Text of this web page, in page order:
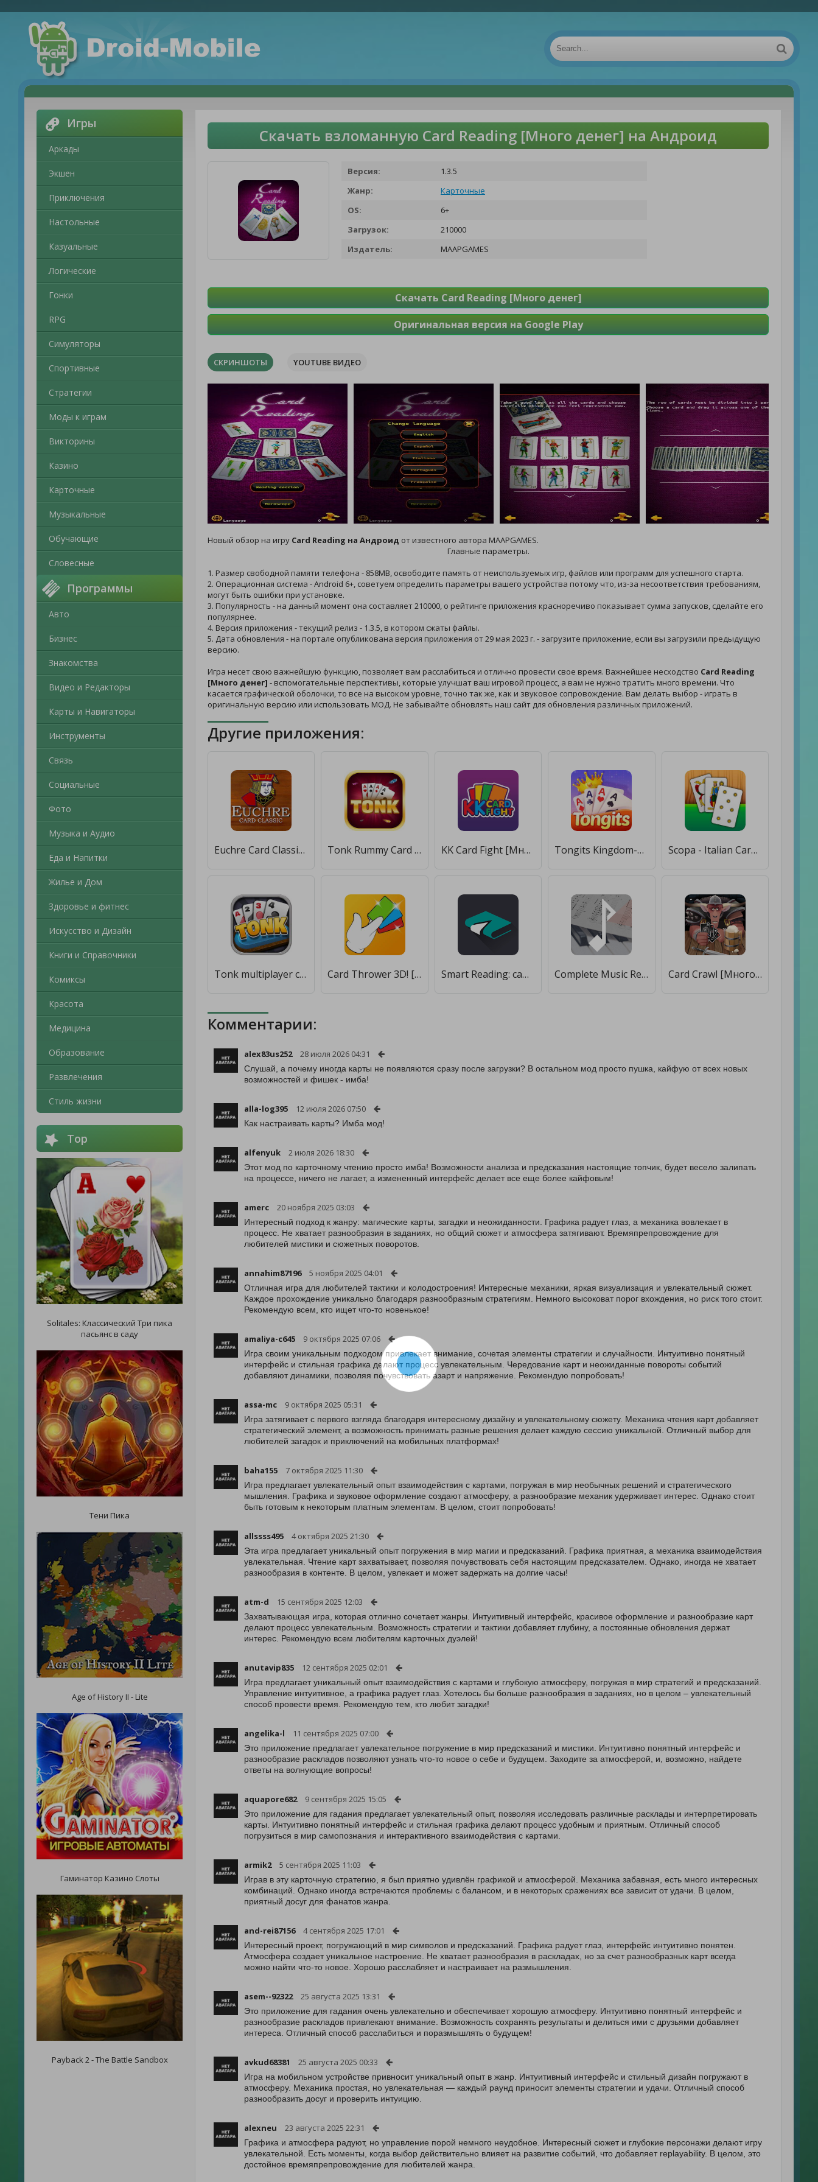
Игры
Аркады
Экшен
Приключения
Настольные
Казуальные
Логические
Гонки
RPG
Симуляторы
Спортивные
Стратегии
Моды к играм
Викторины
Казино
Карточные
Музыкальные
Обучающие
Словесные
Программы
Авто
Бизнес
Знакомства
Видео и Редакторы
Карты и Навигаторы
Инструменты
Связь
Социальные
Фото
Музыка и Аудио
Еда и Напитки
Жилье и Дом
Здоровье и фитнес
Искусство и Дизайн
Книги и Справочники
Комиксы
Красота
Медицина
Образование
Развлечения
Стиль жизни
Top
Solitales: Классический Три пика
пасьянс в саду
Тени Пика
Age of History II - Lite
Гаминатор Казино Слоты
Payback 2 - The Battle Sandbox
Скачать взломанную Card Reading [Много денег] на Андроид
Версия:
1.3.5
Жанр:
Карточные
OS:
6+
Загрузок:
210000
Издатель:
MAAPGAMES
Скачать Card Reading [Много денег]
Оригинальная версия на Google Play
СКРИНШОТЫ YOUTUBE ВИДЕО
Новый обзор на игру Card Reading на Андроид от известного автора MAAPGAMES.
Главные параметры.
1. Размер свободной памяти телефона - 858MB, освободите память от неиспользуемых игр, файлов или программ для успешного старта.
2. Операционная система - Android 6+, советуем определить параметры вашего устройства потому что, из-за несоответствия требованиям,
могут быть ошибки при установке.
3. Популярность - на данный момент она составляет 210000, о рейтинге приложения красноречиво показывает сумма запусков, сделайте его
популярнее.
4. Версия приложения - текущий релиз - 1.3.5, в котором сжаты файлы.
5. Дата обновления - на портале опубликована версия приложения от 29 мая 2023 г. - загрузите приложение, если вы загрузили предыдущую
версию.
Игра несет свою важнейшую функцию, позволяет вам расслабиться и отлично провести свое время. Важнейшее несходство Card Reading
[Много денег] - вспомогательные перспективы, которые улучшат ваш игровой процесс, а вам не нужно тратить много времени. Что
касается графической оболочки, то все на высоком уровне, точно так же, как и звуковое сопровождение. Вам делать выбор - играть в
оригинальную версию или использовать МОД. Не забывайте обновлять наш сайт для обновления различных приложений.
Другие приложения:
Euchre Card Classic [Много денег] Tonk Rummy Card Game [Много денег] KK Card Fight [Много денег] Tongits Kingdom-Fun Card Game [Много денег] Scopa - Italian Card Game [Много денег]
Tonk multiplayer card game [Много денег] Card Thrower 3D! [Много денег] Smart Reading: саммари нон-фикшн книг с аудио [Unlocked] Complete Music Reading Trainer [Много денег] Card Crawl [Много денег]
Комментарии:
alex83us252 28 июля 2026 04:31
Слушай, а почему иногда карты не появляются сразу после загрузки? В остальном мод просто пушка, кайфую от всех новых
возможностей и фишек - имба!
alla-log395 12 июля 2026 07:50
Как настраивать карты? Имба мод!
alfenyuk 2 июля 2026 18:30
Этот мод по карточному чтению просто имба! Возможности анализа и предсказания настоящие топчик, будет весело залипать
на процессе, ничего не лагает, а измененный интерфейс делает все еще более кайфовым!
amerc 20 ноября 2025 03:03
Интересный подход к жанру: магические карты, загадки и неожиданности. Графика радует глаз, а механика вовлекает в
процесс. Не хватает разнообразия в заданиях, но общий сюжет и атмосфера затягивают. Времяпрепровождение для
любителей мистики и сюжетных поворотов.
annahim87196 5 ноября 2025 04:01
Отличная игра для любителей тактики и колодостроения! Интересные механики, яркая визуализация и увлекательный сюжет.
Каждое прохождение уникально благодаря разнообразным стратегиям. Немного высоковат порог вхождения, но риск того стоит.
Рекомендую всем, кто ищет что-то новенькое!
amaliya-c645 9 октября 2025 07:06
Игра своим уникальным подходом привлекает внимание, сочетая элементы стратегии и случайности. Интуитивно понятный
интерфейс и стильная графика делают процесс увлекательным. Чередование карт и неожиданные повороты событий
добавляют динамики, позволяя почувствовать азарт и напряжение. Рекомендую попробовать!
assa-mc 9 октября 2025 05:31
Игра затягивает с первого взгляда благодаря интересному дизайну и увлекательному сюжету. Механика чтения карт добавляет
стратегический элемент, а возможность принимать разные решения делает каждую сессию уникальной. Отличный выбор для
любителей загадок и приключений на мобильных платформах!
baha155 7 октября 2025 11:30
Игра предлагает увлекательный опыт взаимодействия с картами, погружая в мир необычных решений и стратегического
мышления. Графика и звуковое оформление создают атмосферу, а разнообразие механик удерживает интерес. Однако стоит
быть готовым к некоторым платным элементам. В целом, стоит попробовать!
allssss495 4 октября 2025 21:30
Эта игра предлагает уникальный опыт погружения в мир магии и предсказаний. Графика приятная, а механика взаимодействия
увлекательная. Чтение карт захватывает, позволяя почувствовать себя настоящим предсказателем. Однако, иногда не хватает
разнообразия в контенте. В целом, увлекает и может задержать на долгие часы!
atm-d 15 сентября 2025 12:03
Захватывающая игра, которая отлично сочетает жанры. Интуитивный интерфейс, красивое оформление и разнообразие карт
делают процесс увлекательным. Возможность стратегии и тактики добавляет глубину, а постоянные обновления держат
интерес. Рекомендую всем любителям карточных дуэлей!
anutavip835 12 сентября 2025 02:01
Игра предлагает уникальный опыт взаимодействия с картами и глубокую атмосферу, погружая в мир стратегий и предсказаний.
Управление интуитивное, а графика радует глаз. Хотелось бы больше разнообразия в заданиях, но в целом – увлекательный
способ провести время. Рекомендую тем, кто любит загадки!
angelika-l 11 сентября 2025 07:00
Это приложение предлагает увлекательное погружение в мир предсказаний и мистики. Интуитивно понятный интерфейс и
разнообразие раскладов позволяют узнать что-то новое о себе и будущем. Заходите за атмосферой, и, возможно, найдете
ответы на волнующие вопросы!
aquapore682 9 сентября 2025 15:05
Это приложение для гадания предлагает увлекательный опыт, позволяя исследовать различные расклады и интерпретировать
карты. Интуитивно понятный интерфейс и стильная графика делают процесс удобным и приятным. Отличный способ
погрузиться в мир самопознания и интерактивного взаимодействия с картами.
armik2 5 сентября 2025 11:03
Играв в эту карточную стратегию, я был приятно удивлён графикой и атмосферой. Механика забавная, есть много интересных
комбинаций. Однако иногда встречаются проблемы с балансом, и в некоторых сражениях все зависит от удачи. В целом,
приятный досуг для фанатов жанра.
and-rei87156 4 сентября 2025 17:01
Интересный проект, погружающий в мир символов и предсказаний. Графика радует глаз, интерфейс интуитивно понятен.
Атмосфера создает уникальное настроение. Не хватает разнообразия в раскладах, но за счет разнообразных карт всегда
можно найти что-то новое. Хорошо расслабляет и настраивает на размышления.
asem--92322 25 августа 2025 13:31
Это приложение для гадания очень увлекательно и обеспечивает хорошую атмосферу. Интуитивно понятный интерфейс и
разнообразие раскладов привлекают внимание. Возможность сохранять результаты и делиться ими с друзьями добавляет
интереса. Отличный способ расслабиться и поразмышлять о будущем!
avkud68381 25 августа 2025 00:33
Игра на мобильном устройстве привносит уникальный опыт в жанр. Интуитивный интерфейс и стильный дизайн погружают в
атмосферу. Механика простая, но увлекательная — каждый раунд приносит элементы стратегии и удачи. Отличный способ
разнообразить досуг и проверить интуицию.
alexneu 23 августа 2025 22:31
Графика и атмосфера радуют, но управление порой немного неудобное. Интересный сюжет и глубокие персонажи делают игру
увлекательной. Есть моменты, когда выбор действительно влияет на развитие событий, что добавляет replayability. В целом, это
достойное времяпрепровождение для любителей жанра.